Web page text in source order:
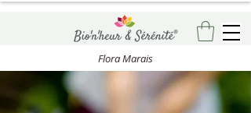
Flora Marais